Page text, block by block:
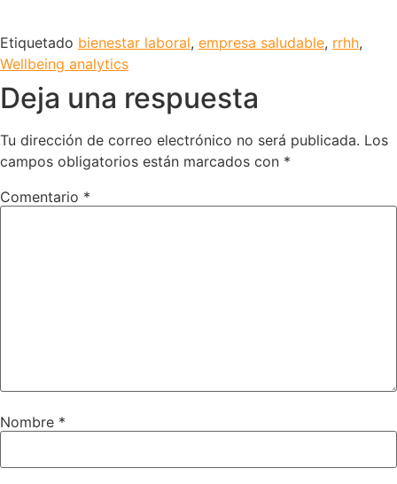
Etiquetado bienestar laboral, empresa saludable, rrhh,
Wellbeing analytics
Deja una respuesta
Tu dirección de correo electrónico no será publicada. Los
campos obligatorios están marcados con *
Comentario *
Nombre *